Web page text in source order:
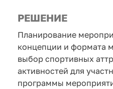
РЕШЕНИЕ
Планирование
концепции и формата
выбор спортивных
активностей для
программы